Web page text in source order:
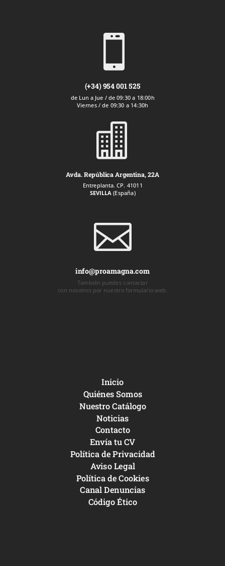

(+34) 954 001 525
de Lun a Jue / de 09:30 a 18:00h
Viernes / de 09:30 a 14:30h

Avda. República Argentina, 22A
Entreplanta. CP. 41011
SEVILLA (España)

info@proamagna.com
También puedes contactar
con nosotros por nuestro formulario web.
Inicio
Quiénes Somos
Nuestro Catálogo
Noticias
Contacto
Envía tu CV
Política de Privacidad
Aviso Legal
Política de Cookies
Canal Denuncias
Código Ético